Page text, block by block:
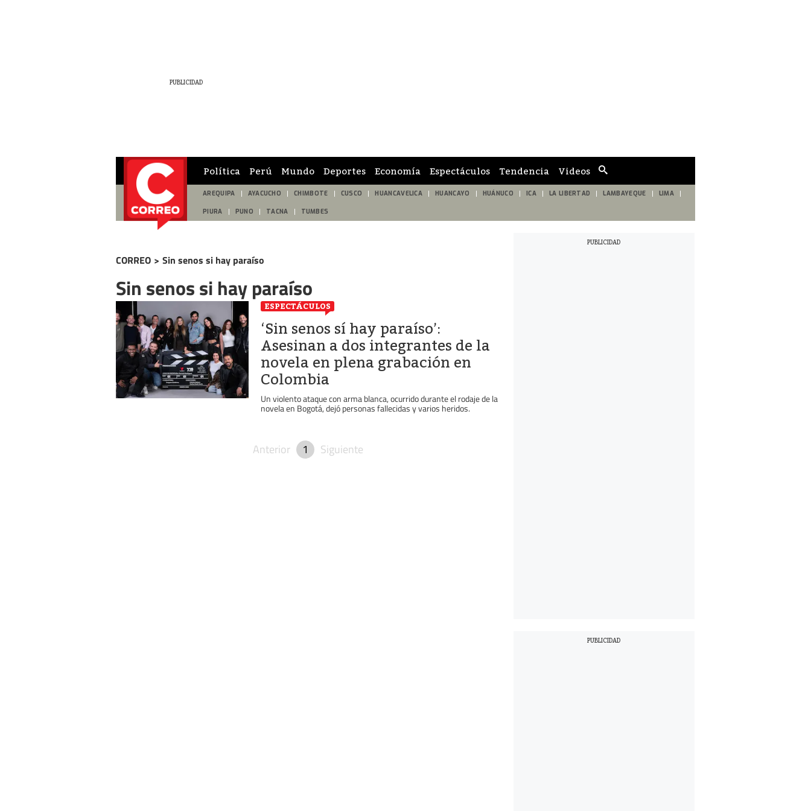
de
búsqueda
Política Perú Mundo Deportes Economía Espectáculos Tendencia Videos
AREQUIPA AYACUCHO CHIMBOTE CUSCO HUANCAVELICA HUANCAYO HUÁNUCO ICA LA LIBERTAD LAMBAYEQUE LIMA
PIURA PUNO TACNA TUMBES
CORREO > Sin senos si hay paraíso
Sin senos si hay paraíso
ESPECTÁCULOS
‘Sin senos sí hay paraíso’:
Asesinan a dos integrantes de la
novela en plena grabación en
Colombia
Un violento ataque con arma blanca, ocurrido durante el rodaje de la
novela en Bogotá, dejó personas fallecidas y varios heridos.
Anterior 1 Siguiente